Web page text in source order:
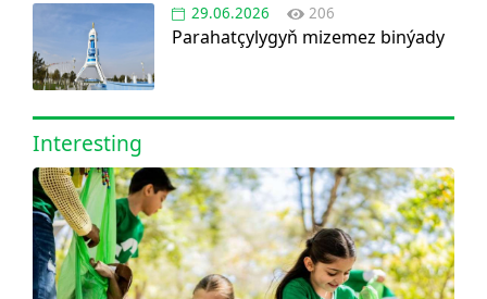
29.06.2026 206
Parahatçylygyň mizemez binýady
Interesting